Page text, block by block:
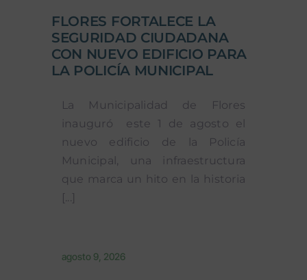
FLORES FORTALECE LA
SEGURIDAD CIUDADANA
CON NUEVO EDIFICIO PARA
LA POLICÍA MUNICIPAL
La Municipalidad de Flores
inauguró este 1 de agosto el
nuevo edificio de la Policía
Municipal, una infraestructura
que marca un hito en la historia
[...]
agosto 9, 2026